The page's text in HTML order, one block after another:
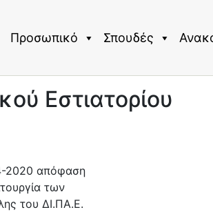
Προσωπικό Σπουδές
Εστιατορίου
2020 απόφαση
των
του ΔΙ.ΠΑ.Ε.